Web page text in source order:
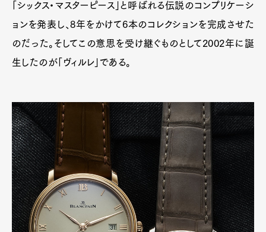
「シックス・マスターピース」と呼ばれる伝説のコンプリケーシ
ョンを発表し、8年をかけて6本のコレクションを完成させた
のだった。そしてこの意思を受け継ぐものとして2002年に誕
生したのが「ヴィルレ」である。